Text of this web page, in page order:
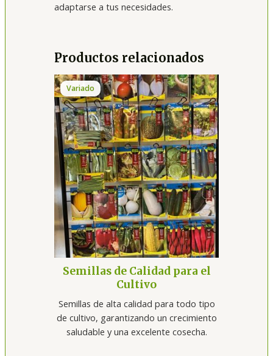
adaptarse a tus necesidades.
Productos relacionados
Semillas de Calidad para el
Cultivo
Variado
Semillas de alta calidad para todo tipo
de cultivo, garantizando un crecimiento
saludable y una excelente cosecha.